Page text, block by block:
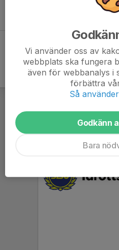
Vi använder oss av
webbplats ska fungera
även för webbanalys i
förbättra
Så
Godkänn
Bara